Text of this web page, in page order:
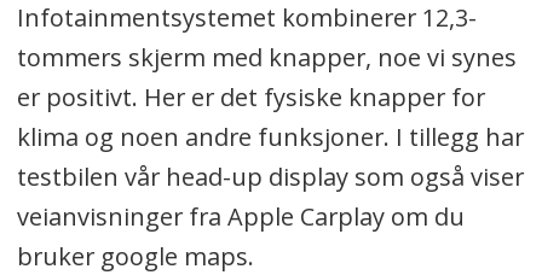
Infotainmentsystemet kombinerer 12,3-
tommers skjerm med knapper, noe vi synes
er positivt. Her er det fysiske knapper for
klima og noen andre funksjoner. I tillegg har
testbilen vår head-up display som også viser
veianvisninger fra Apple Carplay om du
bruker google maps.